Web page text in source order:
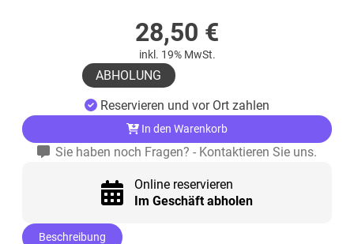
28,50 €
inkl. 19% MwSt.
ABHOLUNG
Reservieren und vor Ort zahlen
In den Warenkorb
Sie haben noch Fragen? - Kontaktieren Sie uns.
Online reservieren
Im Geschäft abholen
Beschreibung